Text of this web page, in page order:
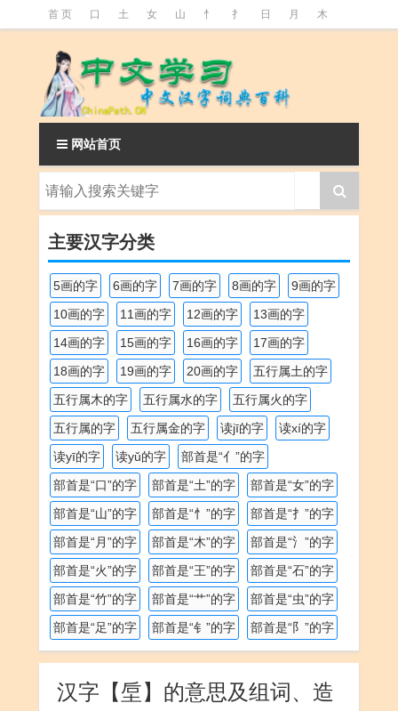
首 页 口 土 女 山 忄 扌 日 月 木
釒 阝 魚
网站首页
主要汉字分类
5画的字 6画的字 7画的字 8画的字
9画的字
10画的字
11画的字 12画的字
13画的字
14画的字
15画的字 16画的字
17画的字
18画的字
19画的字 20画的字
五行属土的字
五行属木的字
五行属水的字
五行属火的字
五行属的字
五行属金的字 读jī的字
读xí的字
读yī的字
读yǔ的字
部首是“亻”的字
部首是“口”的字
部首是“土”的字
部首是“女”的字
部首是“山”的字
部首是“忄”的字
部首是“扌”的字
部首是“月”的字
部首是“木”的字
部首是“氵”的字
部首是“火”的字
部首是“王”的字
部首是“石”的字
部首是“竹”的字
部首是“艹”的字
部首是“虫”的字
部首是“足”的字
部首是“钅”的字 部首是“阝”的字
汉字【垕】的意思及组词、造